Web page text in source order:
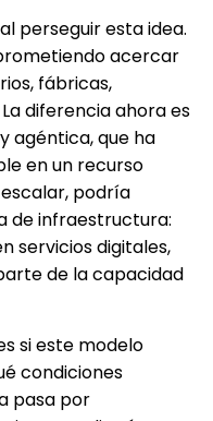
perseguir esta idea.
acercar
fábricas,
diferencia ahora es
agéntica, que ha
en un recurso
escalar, podría
de infraestructura:
servicios digitales,
de la capacidad
si este modelo
condiciones
pasa por